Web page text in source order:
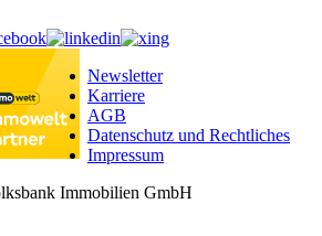
Newsletter
Karriere
AGB
Datenschutz und Rechtliches
Impressum
Immobilien GmbH